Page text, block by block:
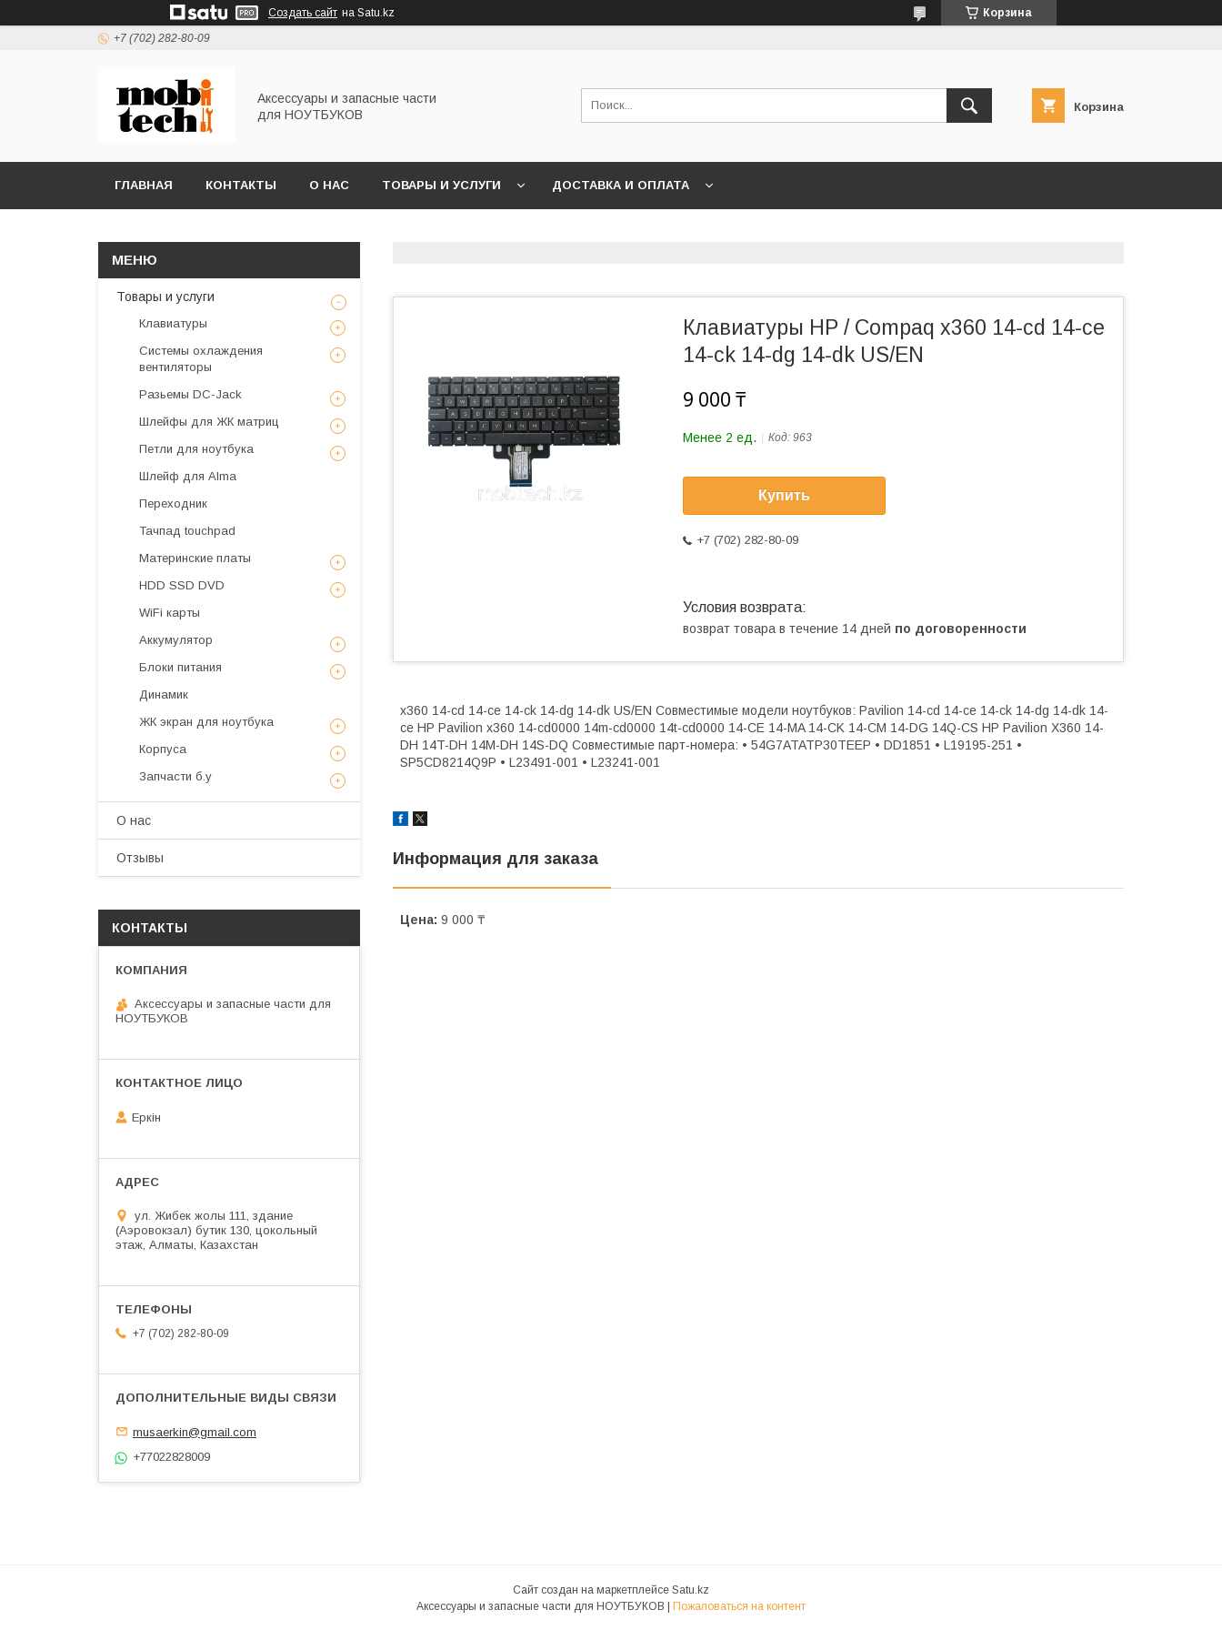
Создать сайт на Satu.kz Корзина
+7 (702) 282-80-09
Аксессуары и запасные части
для НОУТБУКОВ
Корзина
ГЛАВНАЯ КОНТАКТЫ О НАС ТОВАРЫ И УСЛУГИ ДОСТАВКА И ОПЛАТА
Клавиатуры HP / Compaq x360 14-cd 14-ce
14-ck 14-dg 14-dk US/EN
9 000 ₸
Менее 2 ед. Код: 963
Купить
+7 (702) 282-80-09
возврат товара в течение 14 дней по договоренности
x360 14-cd 14-ce 14-ck 14-dg 14-dk US/EN Совместимые модели ноутбуков: Pavilion 14-cd 14-ce 14-ck 14-dg 14-dk 14-
ce HP Pavilion x360 14-cd0000 14m-cd0000 14t-cd0000 14-CE 14-MA 14-CK 14-CM 14-DG 14Q-CS HP Pavilion X360 14-
DH 14T-DH 14M-DH 14S-DQ Совместимые парт-номера: • 54G7ATATP30TEEP • DD1851 • L19195-251 •
SP5CD8214Q9P • L23491-001 • L23241-001
Информация для заказа
Цена: 9 000 ₸
Товары и услуги
Клавиатуры
Системы охлаждения
вентиляторы
Разьемы DC-Jack
Шлейфы для ЖК матриц
Петли для ноутбука
Шлейф для Alma
Переходник
Тачпад touchpad
Материнские платы
HDD SSD DVD
WiFi карты
Аккумулятор
Блоки питания
Динамик
ЖК экран для ноутбука
Корпуса
Запчасти б.у
О нас
Отзывы
КОНТАКТЫ
Аксессуары и запасные части для
НОУТБУКОВ
Еркін
ул. Жибек жолы 111, здание
(Аэровокзал) бутик 130, цокольный
этаж, Алматы, Казахстан
+7 (702) 282-80-09
musaerkin@gmail.com
+77022828009
Сайт создан на маркетплейсе Satu.kz
Аксессуары и запасные части для НОУТБУКОВ | Пожаловаться на контент